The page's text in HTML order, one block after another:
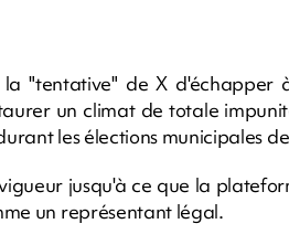
"tentative" de X d'échapper
un climat de totale
les élections municipales
jusqu'à ce que la
un représentant légal.